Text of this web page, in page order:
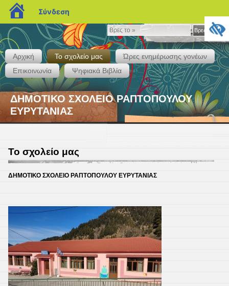
Βρες
το
»
Βρες το »
Αρχική Το σχολείο μας
Ώρες ενημέρωσης γονέων
Επικοινωνία
Ψηφιακά Βιβλία
ΔΗΜΟΤΙΚΟ ΣΧΟΛΕΙΟ ΡΑΠΤΟΠΟΥΛΟΥ
ΕΥΡΥΤΑΝΙΑΣ
Το σχολείο μας
ΔΗΜΟΤΙΚΟ ΣΧΟΛΕΙΟ ΡΑΠΤΟΠΟΥΛΟΥ ΕΥΡΥΤΑΝΙΑΣ
blogs.sch.gr
Σύνδεση